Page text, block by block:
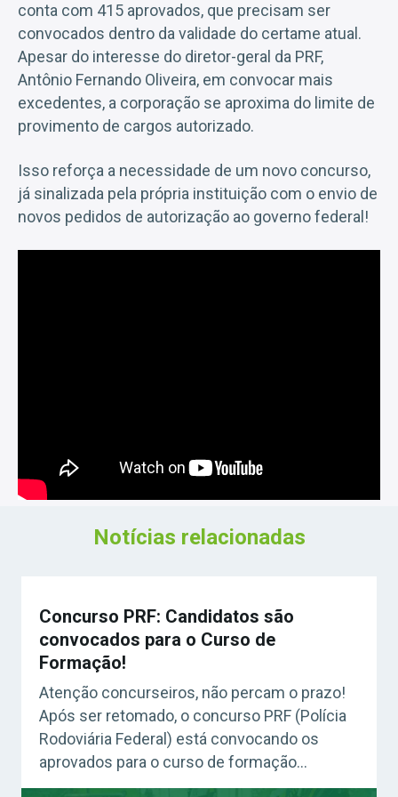
conta com 415 aprovados, que precisam ser
convocados dentro da validade do certame atual.
Apesar do interesse do diretor-geral da PRF,
Antônio Fernando Oliveira, em convocar mais
excedentes, a corporação se aproxima do limite de
provimento de cargos autorizado.
Isso reforça a necessidade de um novo concurso,
já sinalizada pela própria instituição com o envio de
novos pedidos de autorização ao governo federal!
Notícias relacionadas
Concurso PRF: Candidatos são
convocados para o Curso de
Formação!
Atenção concurseiros, não percam o prazo!
Após ser retomado, o concurso PRF (Polícia
Rodoviária Federal) está convocando os
aprovados para o curso de formação
profissional (CFP). Confira detalhes! Acesse